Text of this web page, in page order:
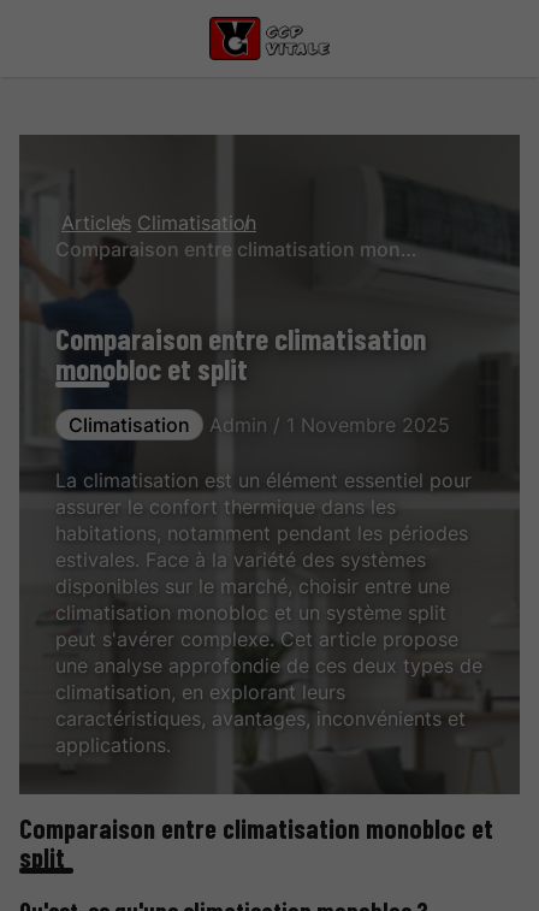
Articles Climatisation
Comparaison entre climatisation monobloc et split
Comparaison entre climatisation
monobloc et split
Climatisation Admin / 1 Novembre 2025
La climatisation est un élément essentiel pour
assurer le confort thermique dans les
habitations, notamment pendant les périodes
estivales. Face à la variété des systèmes
disponibles sur le marché, choisir entre une
climatisation monobloc et un système split
peut s'avérer complexe. Cet article propose
une analyse approfondie de ces deux types de
climatisation, en explorant leurs
caractéristiques, avantages, inconvénients et
applications.
Comparaison entre climatisation monobloc et
split